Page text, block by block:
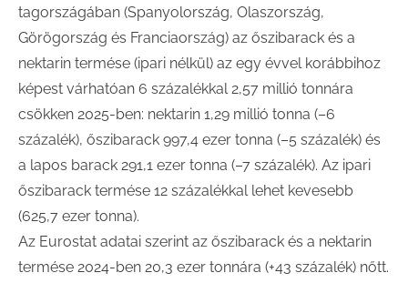
tagországában (Spanyolország, Olaszország,
Görögország és Franciaország) az őszibarack és a
nektarin termése (ipari nélkül) az egy évvel korábbihoz
képest várhatóan 6 százalékkal 2,57 millió tonnára
csökken 2025-ben: nektarin 1,29 millió tonna (–6
százalék), őszibarack 997,4 ezer tonna (–5 százalék) és
a lapos barack 291,1 ezer tonna (–7 százalék). Az ipari
őszibarack termése 12 százalékkal lehet kevesebb
(625,7 ezer tonna).
Az Eurostat adatai szerint az őszibarack és a nektarin
termése 2024-ben 20,3 ezer tonnára (+43 százalék) nőtt.